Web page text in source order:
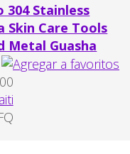
304 Stainless
Skin Care Tools
Metal Guasha